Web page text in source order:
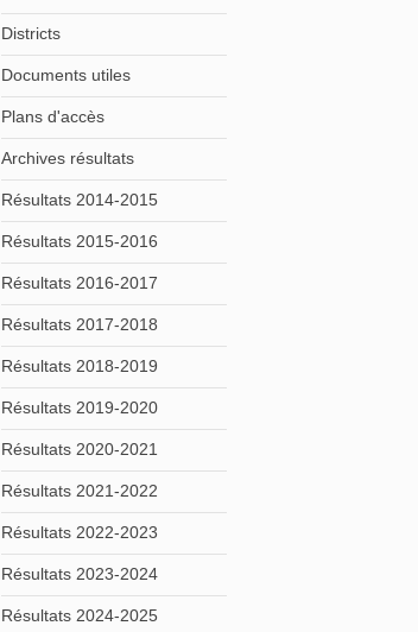
Districts
Documents utiles
Plans d'accès
Archives résultats
Résultats 2014-2015
Résultats 2015-2016
Résultats 2016-2017
Résultats 2017-2018
Résultats 2018-2019
Résultats 2019-2020
Résultats 2020-2021
Résultats 2021-2022
Résultats 2022-2023
Résultats 2023-2024
Résultats 2024-2025